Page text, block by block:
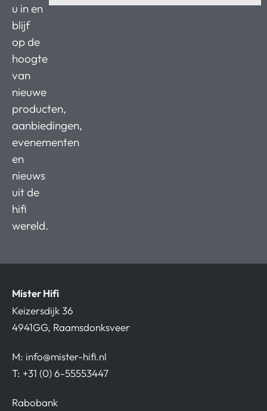
u in en
blijf
op de
hoogte
van
nieuwe
producten,
aanbiedingen,
evenementen
en
nieuws
uit de
hifi
wereld.
Mister Hifi
Keizersdijk 36
4941GG, Raamsdonksveer
M: info@mister-hifi.nl
T: +31 (0) 6-55553447
Rabobank